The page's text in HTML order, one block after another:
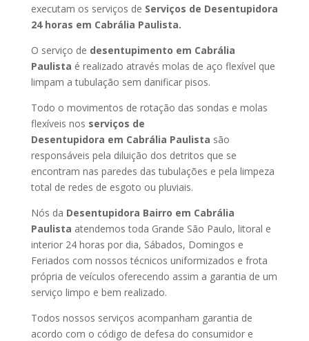
executam os serviços de Serviços de Desentupidora
24 horas em Cabrália Paulista.
O serviço de desentupimento em Cabrália
Paulista é realizado através molas de aço flexível que
limpam a tubulação sem danificar pisos.
Todo o movimentos de rotação das sondas e molas
flexíveis nos serviços de
Desentupidora em Cabrália Paulista são
responsáveis pela diluição dos detritos que se
encontram nas paredes das tubulações e pela limpeza
total de redes de esgoto ou pluviais.
Nós da Desentupidora Bairro em Cabrália
Paulista atendemos toda Grande São Paulo, litoral e
interior 24 horas por dia, Sábados, Domingos e
Feriados com nossos técnicos uniformizados e frota
própria de veículos oferecendo assim a garantia de um
serviço limpo e bem realizado.
Todos nossos serviços acompanham garantia de
acordo com o código de defesa do consumidor e